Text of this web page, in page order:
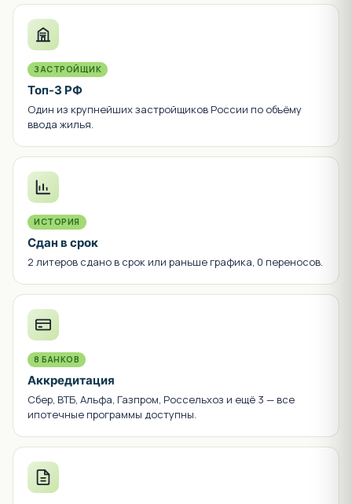
ЗАСТРОЙЩИК
Топ-3 РФ
Один из крупнейших застройщиков России по объёму
ввода жилья.
ИСТОРИЯ
Сдан в срок
2 литеров сдано в срок или раньше графика, 0 переносов.
8 БАНКОВ
Аккредитация
Сбер, ВТБ, Альфа, Газпром, Россельхоз и ещё 3 — все
ипотечные программы доступны.